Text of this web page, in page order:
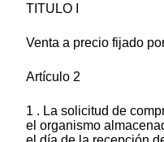
TITULO I
Venta a precio fijado
Artículo 2
1 . La solicitud de
el organismo